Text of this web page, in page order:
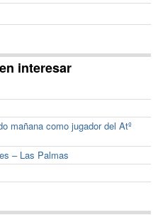
interesar
mañana como jugador del Atº
– Las Palmas